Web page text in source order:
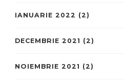
IANUARIE 2022 (2)
DECEMBRIE 2021 (2)
NOIEMBRIE 2021 (2)